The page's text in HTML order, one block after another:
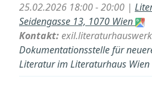
25.02.2026 18:00 - 20:00 |
Seidengasse 13, 1070 Wien
Kontakt:
Dokumentationsstelle für
Literatur im Literaturhaus Wien